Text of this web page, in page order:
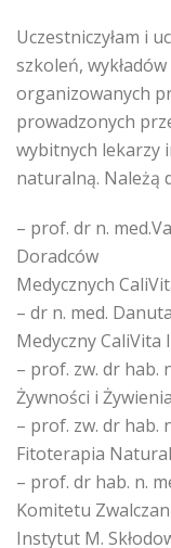
Uczestniczyłam i
szkoleń,
organizowanych
prowadzonych
wybitnych lekarzy
naturalną. Należą
– prof. dr n.
Doradców
Medycznych
– dr n. med.
Medyczny
– prof. zw. dr hab.
Żywności i
– prof. zw. dr hab.
Fitoterapia
– prof. dr hab. n.
Komitetu
Instytut M.